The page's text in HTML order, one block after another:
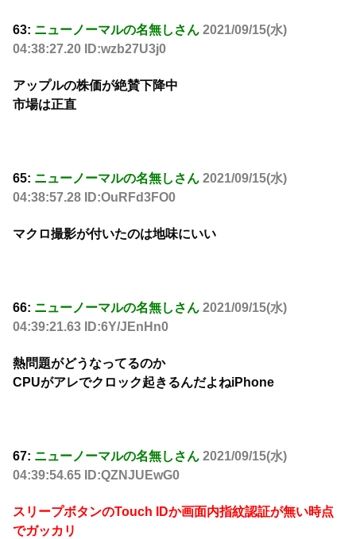
63: ニューノーマルの名無しさん 2021/09/15(水)
04:38:27.20 ID:wzb27U3j0
アップルの株価が絶賛下降中
市場は正直
65: ニューノーマルの名無しさん 2021/09/15(水)
04:38:57.28 ID:OuRFd3FO0
マクロ撮影が付いたのは地味にいい
66: ニューノーマルの名無しさん 2021/09/15(水)
04:39:21.63 ID:6Y/JEnHn0
熱問題がどうなってるのか
CPUがアレでクロック起きるんだよねiPhone
67: ニューノーマルの名無しさん 2021/09/15(水)
04:39:54.65 ID:QZNJUEwG0
スリープボタンのTouch IDか画面内指紋認証が無い時点
でガッカリ